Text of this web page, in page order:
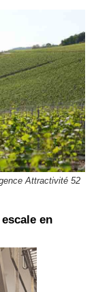
Attractivité 52
en